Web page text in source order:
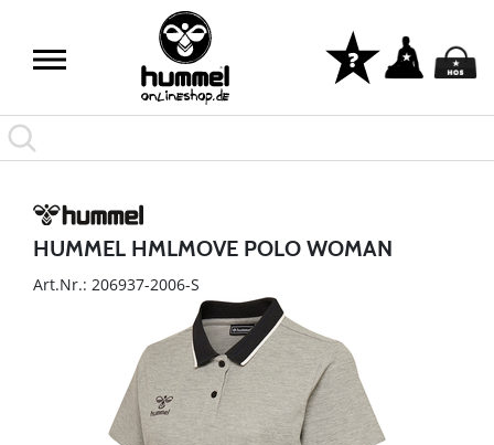
HUMMEL HMLMOVE POLO WOMAN
Art.Nr.: 206937-2006-S